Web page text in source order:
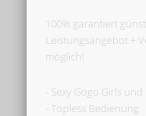
100% garantiert
Leistungsangebot +
möglich!
- Sexy Gogo Girls und
- Topless Bedienung